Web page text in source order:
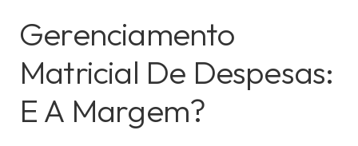
Gerenciamento
Matricial De Despesas:
E A Margem?